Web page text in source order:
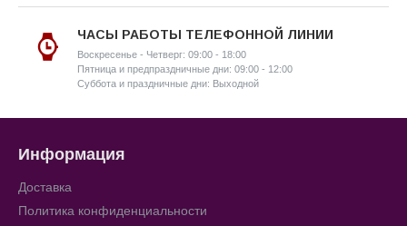
ЧАСЫ РАБОТЫ ТЕЛЕФОННОЙ ЛИНИИ
Воскресенье - Четверг: 09:00 - 18:00
Пятница и предпраздничные дни: 09:00 - 12:00
Суббота и праздничные дни: Выходной
Информация
Доставка
Политика конфиденциальности